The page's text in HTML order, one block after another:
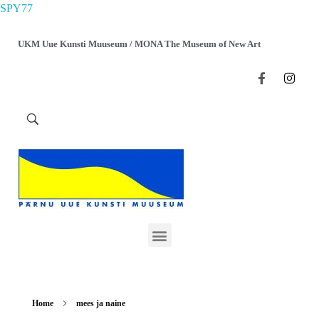
SPY77
UKM Uue Kunsti Muuseum / MONA The Museum of New Art
Home mees ja naine